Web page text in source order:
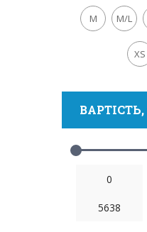
M M/L
XS
ВАРТІСТЬ,